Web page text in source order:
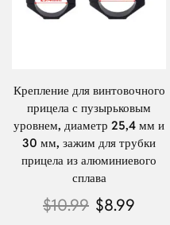
Крепление для винтовочного
прицела с пузырьковым
уровнем, диаметр 25,4 мм и
30 мм, зажим для трубки
прицела из алюминиевого
сплава
$10.99 $8.99